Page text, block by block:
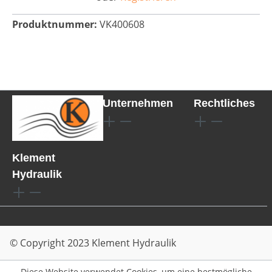
Produktnummer: VK400608
Klement
Hydraulik
Unternehmen Rechtliches
© Copyright 2023 Klement Hydraulik